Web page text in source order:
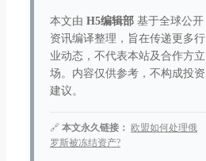
本文由 H5编辑部 基于全球公开
资讯编译整理，旨在传递更多行
业动态，不代表本站及合作方立
场。内容仅供参考，不构成投资
建议。
🔗 本文永久链接：
欧盟如何处理俄
罗斯被冻结资产?